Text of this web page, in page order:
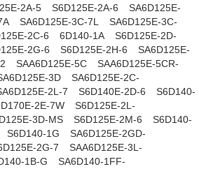
2A-5 S6D125E-2A-6
SA6D125E-
SA6D125E-3C-7L
SA6D125E-3C-
2C-6 6D140-1A
S6D125E-2D-
2G-6 S6D125E-2H-6
SA6D125E-
SAA6D125E-5C
SAA6D125E-5CR-
3D
SA6D125E-2C-
2L-7 S6D140E-2D-6
S6D140-
2E-7W
S6D125E-2L-
3D-MS S6D125E-2M-6
S6D140-
S6D140-1G
SA6D125E-2GD-
2G-7
SAA6D125E-3L-
1B-G
SA6D140-1FF-